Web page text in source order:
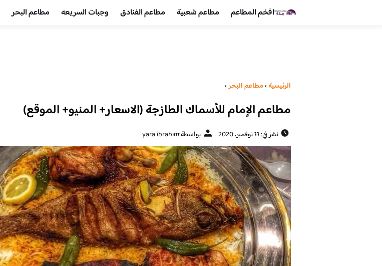
افخم المطاعم مطاعم شعبية مطاعم الفنادق وجبات السريعه مطاعم البحر
الرئيسية›مطاعم البحر›
مطاعم الإمام للأسماك الطازجة (الاسعار+ المنيو+ الموقع)
نشر في: 11 نوفمبر، 2020 بواسطة:yara ibrahim